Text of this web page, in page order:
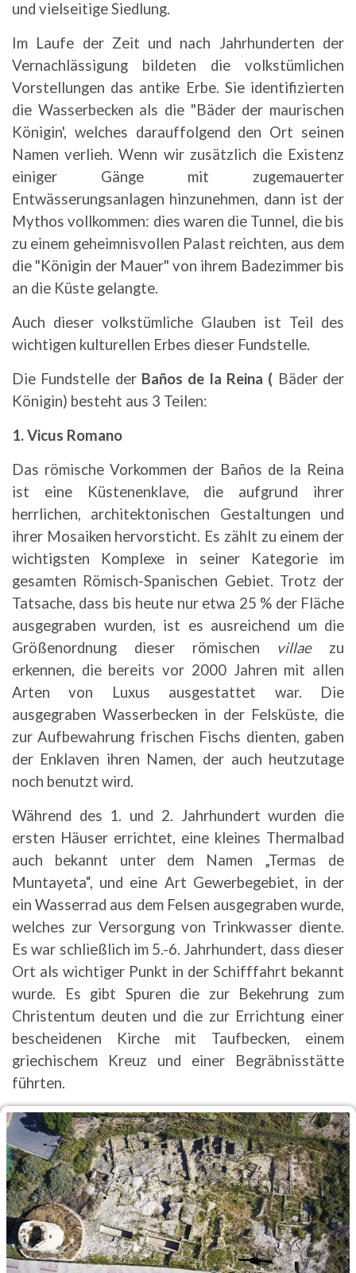
und vielseitige Siedlung.
Im Laufe der Zeit und nach Jahrhunderten der
Vernachlässigung bildeten die volkstümlichen
Vorstellungen das antike Erbe. Sie identifizierten
die Wasserbecken als die "Bäder der maurischen
Königin', welches darauffolgend den Ort seinen
Namen verlieh. Wenn wir zusätzlich die Existenz
einiger Gänge mit zugemauerter
Entwässerungsanlagen hinzunehmen, dann ist der
Mythos vollkommen: dies waren die Tunnel, die bis
zu einem geheimnisvollen Palast reichten, aus dem
die "Königin der Mauer" von ihrem Badezimmer bis
an die Küste gelangte.
Auch dieser volkstümliche Glauben ist Teil des
wichtigen kulturellen Erbes dieser Fundstelle.
Die Fundstelle der Baños de la Reina ( Bäder der
Königin) besteht aus 3 Teilen:
1. Vicus Romano
Das römische Vorkommen der Baños de la Reina
ist eine Küstenenklave, die aufgrund ihrer
herrlichen, architektonischen Gestaltungen und
ihrer Mosaiken hervorsticht. Es zählt zu einem der
wichtigsten Komplexe in seiner Kategorie im
gesamten Römisch-Spanischen Gebiet. Trotz der
Tatsache, dass bis heute nur etwa 25 % der Fläche
ausgegraben wurden, ist es ausreichend um die
Größenordnung dieser römischen villae zu
erkennen, die bereits vor 2000 Jahren mit allen
Arten von Luxus ausgestattet war. Die
ausgegraben Wasserbecken in der Felsküste, die
zur Aufbewahrung frischen Fischs dienten, gaben
der Enklaven ihren Namen, der auch heutzutage
noch benutzt wird.
Während des 1. und 2. Jahrhundert wurden die
ersten Häuser errichtet, eine kleines Thermalbad
auch bekannt unter dem Namen „Termas de
Muntayeta“, und eine Art Gewerbegebiet, in der
ein Wasserrad aus dem Felsen ausgegraben wurde,
welches zur Versorgung von Trinkwasser diente.
Es war schließlich im 5.-6. Jahrhundert, dass dieser
Ort als wichtiger Punkt in der Schifffahrt bekannt
wurde. Es gibt Spuren die zur Bekehrung zum
Christentum deuten und die zur Errichtung einer
bescheidenen Kirche mit Taufbecken, einem
griechischem Kreuz und einer Begräbnisstätte
führten.